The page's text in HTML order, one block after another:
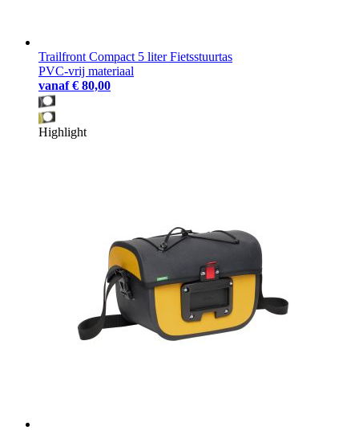
Trailfront Compact 5 liter Fietsstuurtas
PVC-vrij materiaal
vanaf € 80,00
Highlight